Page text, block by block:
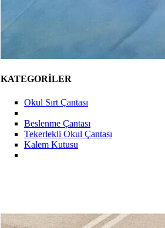
KATEGORİLER
Okul Sırt Çantası
Beslenme Çantası
Tekerlekli Okul Çantası
Kalem Kutusu